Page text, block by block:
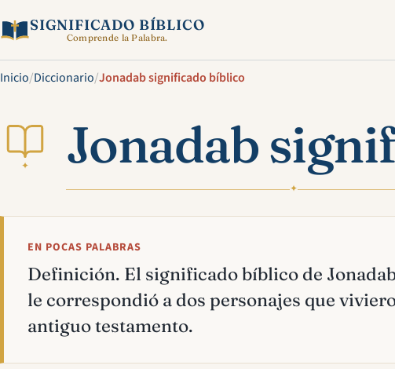
SIGNIFICADO BÍBLICO
Comprende la Palabra.
Inicio/Diccionario/Jonadab significado bíblico
✦ Jonadab
✦
EN POCAS PALABRAS
Definición. El significado bíblico de
le correspondió a dos personajes que
antiguo testamento.